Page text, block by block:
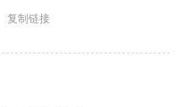
复制链接